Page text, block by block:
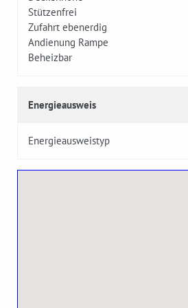
Stützenfrei
Zufahrt ebenerdig
Andienung Rampe
Beheizbar
Energieausweis
Energieausweistyp